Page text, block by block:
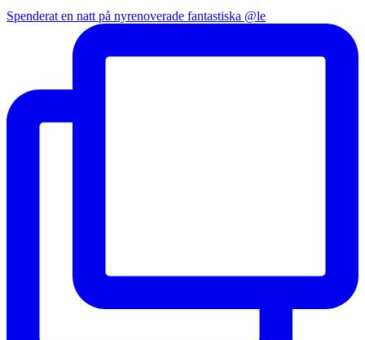
Spenderat en natt på nyrenoverade fantastiska @le